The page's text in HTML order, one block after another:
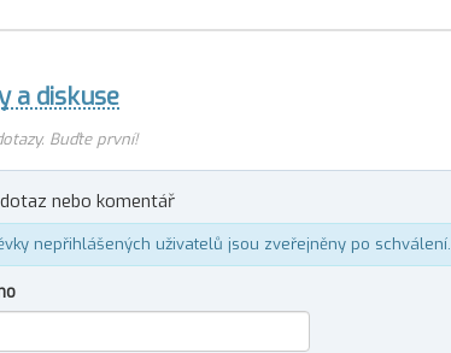
a diskuse
Buďte první!
nebo komentář
nepřihlášených uživatelů jsou zveřejněny po schválení.